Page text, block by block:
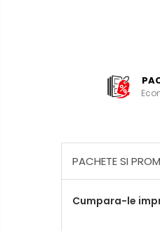
PACHETE SI
Cumpara-le